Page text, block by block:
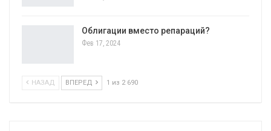
Облигации вместо репараций?
Фев 17, 2024
НАЗАД ВПЕРЕД 1 из 2 690